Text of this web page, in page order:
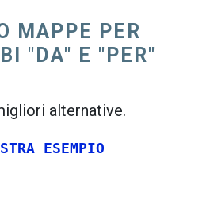
MAPPE PER
"DA" E "PER"
alternative.
ESEMPIO